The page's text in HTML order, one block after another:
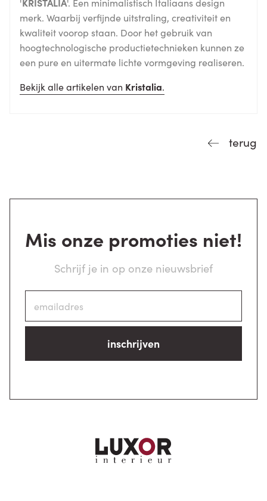
merk. Waarbij verfijnde uitstraling, creativiteit en
kwaliteit voorop staan. Door het gebruik van
hoogtechnologische productietechnieken kunnen ze
een pure en uitermate lichte vormgeving realiseren.
Bekijk alle artikelen van Kristalia.
terug
Mis onze promoties niet!
Schrijf je in op onze nieuwsbrief
inschrijven